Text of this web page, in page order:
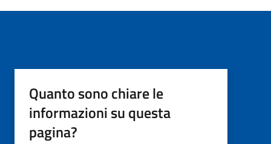
Quanto sono chiare le
informazioni su questa
pagina?